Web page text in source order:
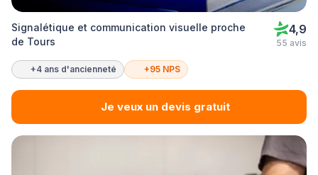
Signalétique et communication visuelle proche
de Tours
4,9
55 avis
+4 ans d'ancienneté +95 NPS
Je veux un devis gratuit